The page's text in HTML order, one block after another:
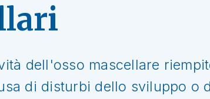
dell'osso mascellare
di disturbi dello sviluppo o